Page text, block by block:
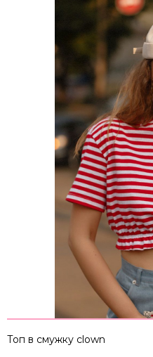
Топ в смужку clown